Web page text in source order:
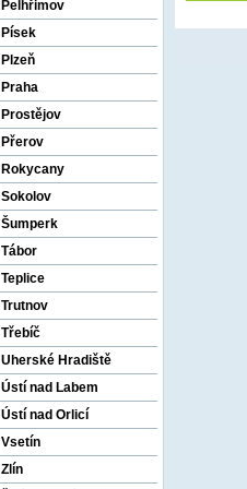
Pelhřimov
Písek
Plzeň
Praha
Prostějov
Přerov
Rokycany
Sokolov
Šumperk
Tábor
Teplice
Trutnov
Třebíč
Uherské Hradiště
Ústí nad Labem
Ústí nad Orlicí
Vsetín
Zlín